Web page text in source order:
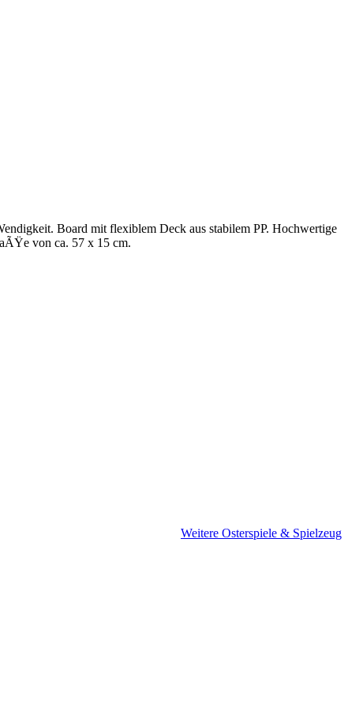
Board mit flexiblem Deck aus stabilem PP. Hochwertige
von ca. 57 x 15 cm.
Weitere Osterspiele & Spielzeug